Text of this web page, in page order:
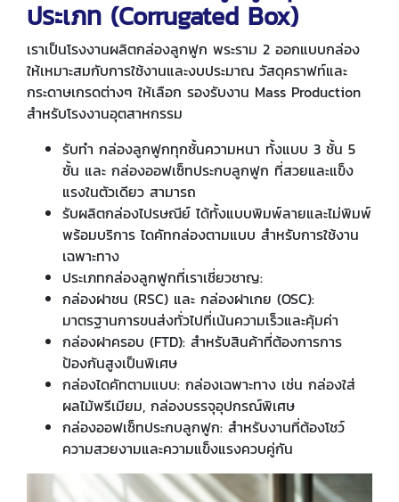
ประเภท (Corrugated Box)
เราเป็นโรงงานผลิตกล่องลูกฟูก พระราม 2 ออกแบบกล่อง
ให้เหมาะสมกับการใช้งานและงบประมาณ วัสดุคราฟท์และ
กระดาษเกรดต่างๆ ให้เลือก รองรับงาน Mass Production
สำหรับโรงงานอุตสาหกรรม
รับทำ กล่องลูกฟูกทุกชั้นความหนา ทั้งแบบ 3 ชั้น 5
ชั้น และ กล่องออฟเซ็ทประกบลูกฟูก ที่สวยและแข็ง
แรงในตัวเดียว สามารถ
รับผลิตกล่องไปรษณีย์ ได้ทั้งแบบพิมพ์ลายและไม่พิมพ์
พร้อมบริการ ไดคัทกล่องตามแบบ สำหรับการใช้งาน
เฉพาะทาง
ประเภทกล่องลูกฟูกที่เราเชี่ยวชาญ:
กล่องฝาชน (RSC) และ กล่องฝาเกย (OSC):
มาตรฐานการขนส่งทั่วไปที่เน้นความเร็วและคุ้มค่า
กล่องฝาครอบ (FTD): สำหรับสินค้าที่ต้องการการ
ป้องกันสูงเป็นพิเศษ
กล่องไดคัทตามแบบ: กล่องเฉพาะทาง เช่น กล่องใส่
ผลไม้พรีเมียม, กล่องบรรจุอุปกรณ์พิเศษ
กล่องออฟเซ็ทประกบลูกฟูก: สำหรับงานที่ต้องโชว์
ความสวยงามและความแข็งแรงควบคู่กัน